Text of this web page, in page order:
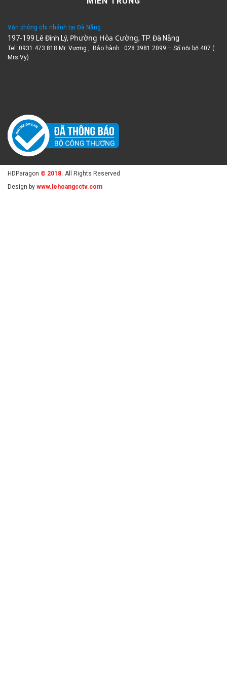
197-199 Lê Đình Lý,Phường Hòa Cường
Tel: 0931.473.818 Mr. Vương , Bảo hành : 028 3981 2099 – Số nội bộ 407 (
Mrs Vy)
HDParagon© 2018.All Rights Reserved